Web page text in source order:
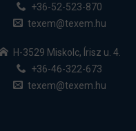
+36-52-523-870
texem@texem.hu
H-3529 Miskolc, Írisz u. 4.
+36-46-322-673
texem@texem.hu